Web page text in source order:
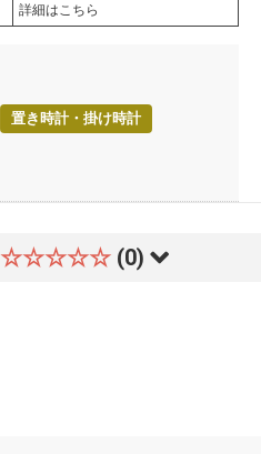
詳細はこちら
置き時計・掛け時計
☆☆☆☆☆ (0)